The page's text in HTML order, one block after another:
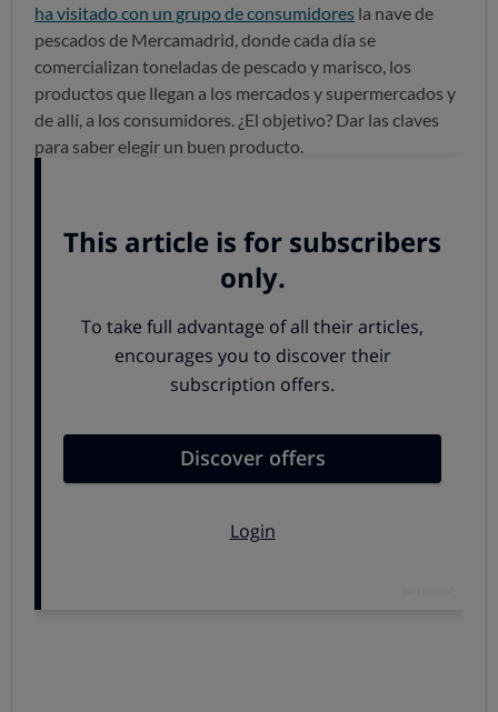
ha visitado con un grupo de consumidores la nave de
pescados de Mercamadrid, donde cada día se
comercializan toneladas de pescado y marisco, los
productos que llegan a los mercados y supermercados y
de allí, a los consumidores. ¿El objetivo? Dar las claves
para saber elegir un buen producto.